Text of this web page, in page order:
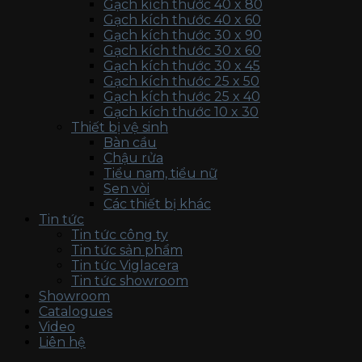
Gạch kích thước 40 x 80
Gạch kích thước 40 x 60
Gạch kích thước 30 x 90
Gạch kích thước 30 x 60
Gạch kích thước 30 x 45
Gạch kích thước 25 x 50
Gạch kích thước 25 x 40
Gạch kích thước 10 x 30
Thiết bị vệ sinh
Bàn cầu
Chậu rửa
Tiểu nam, tiểu nữ
Sen vòi
Các thiết bị khác
Tin tức
Tin tức công ty
Tin tức sản phẩm
Tin tức Viglacera
Tin tức showroom
Showroom
Catalogues
Video
Liên hệ